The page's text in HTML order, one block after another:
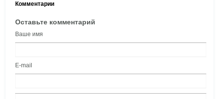
Комментарии
Оставьте комментарий
Ваше имя
E-mail